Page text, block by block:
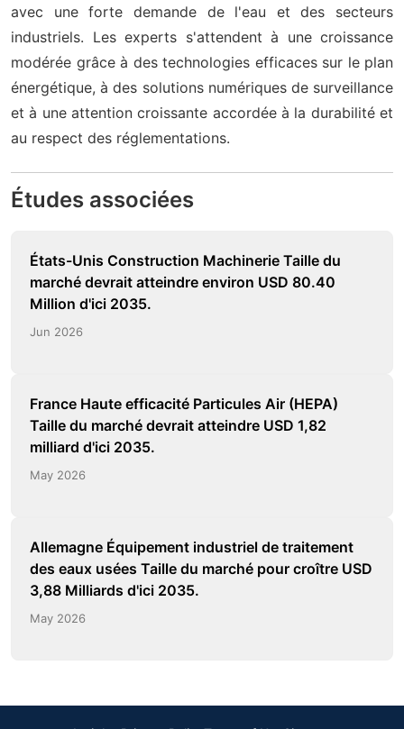
avec une forte demande de l'eau et des secteurs
industriels. Les experts s'attendent à une croissance
modérée grâce à des technologies efficaces sur le plan
énergétique, à des solutions numériques de surveillance
et à une attention croissante accordée à la durabilité et
au respect des réglementations.
Études associées
États-Unis Construction Machinerie Taille du
marché devrait atteindre environ USD 80.40
Million d'ici 2035.
Jun 2026
France Haute efficacité Particules Air (HEPA)
Taille du marché devrait atteindre USD 1,82
milliard d'ici 2035.
May 2026
Allemagne Équipement industriel de traitement
des eaux usées Taille du marché pour croître USD
3,88 Milliards d'ici 2035.
May 2026